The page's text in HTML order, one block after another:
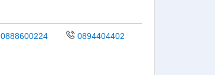
0888600224 0894404402